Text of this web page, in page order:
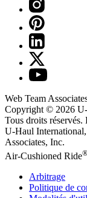
Web Team
Copyright © 2026
Tous droits réservés.
U-Haul
Associates, Inc.
Air-Cushioned Ride
Arbitrage
Politique de